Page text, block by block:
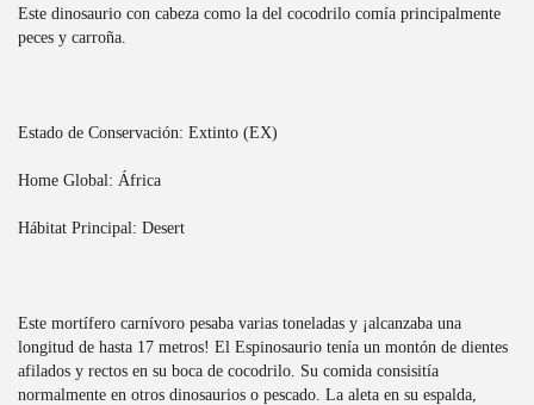
Este dinosaurio con cabeza como la del cocodrilo comía principalmente
peces y carroña.
Estado de Conservación: Extinto (EX)
Home Global: África
Hábitat Principal: Desert
Este mortífero carnívoro pesaba varias toneladas y ¡alcanzaba una
longitud de hasta 17 metros! El Espinosaurio tenía un montón de dientes
afilados y rectos en su boca de cocodrilo. Su comida consisitía
normalmente en otros dinosaurios o pescado. La aleta en su espalda,